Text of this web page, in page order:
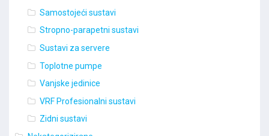
Samostojeći sustavi
Stropno-parapetni sustavi
Sustavi za servere
Toplotne pumpe
Vanjske jedinice
VRF Profesionalni sustavi
Zidni sustavi